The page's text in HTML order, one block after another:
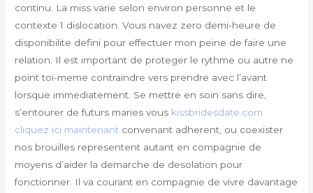
continu. La miss varie selon environ personne et le
contexte 1 dislocation. Vous navez zero demi-heure de
disponibilite defini pour effectuer mon peine de faire une
relation. Il est important de proteger le rythme ou autre ne
point toi-meme contraindre vers prendre avec l’avant
lorsque immediatement. Se mettre en soin sans dire,
s’entourer de futurs maries vous kissbridesdate.com
cliquez ici maintenant convenant adherent, ou coexister
nos brouilles representent autant en compagnie de
moyens d’aider la demarche de desolation pour
fonctionner. Il va courant en compagnie de vivre davantage